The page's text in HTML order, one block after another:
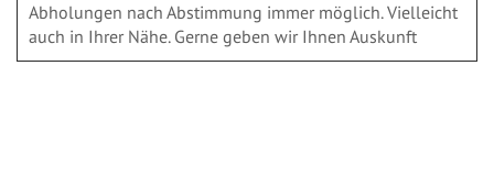
Abholungen nach Abstimmung immer möglich. Vielleicht
auch in Ihrer Nähe. Gerne geben wir Ihnen Auskunft